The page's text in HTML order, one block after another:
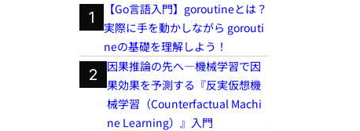
Bahasa Indonesia
1
【Go言語入門】goroutineとは？
実際に手を動かしながら gorouti
neの基礎を理解しよう！
2
因果推論の先へ―機械学習で因
果効果を予測する『反実仮想機
械学習（Counterfactual Machi
ne Learning）』入門